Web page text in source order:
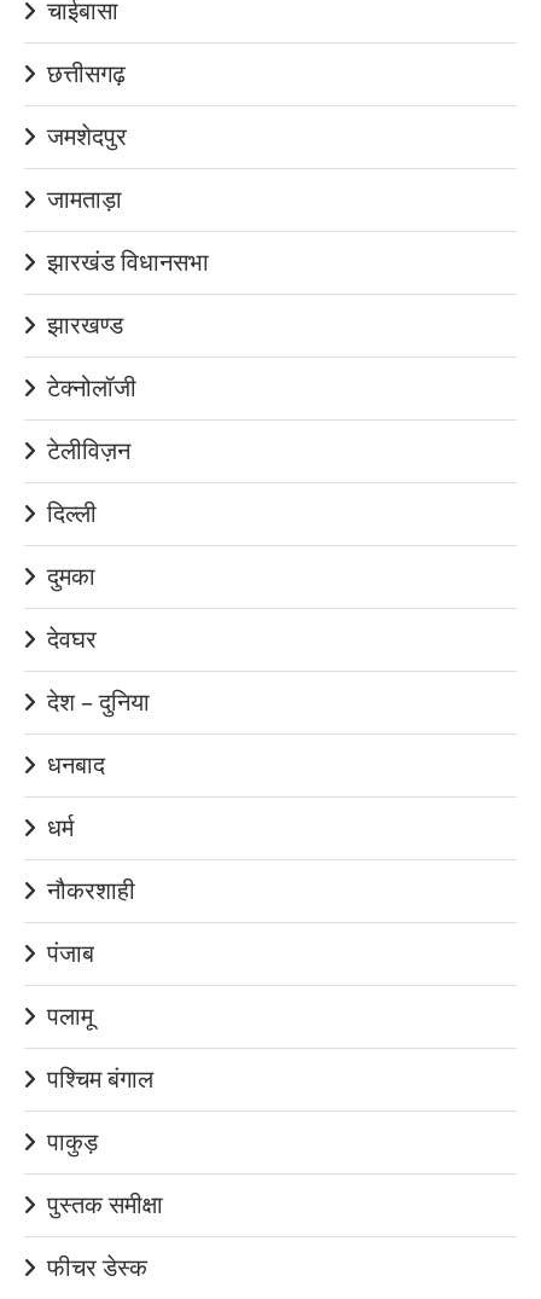
चाईबासा
छत्तीसगढ़
जमशेदपुर
जामताड़ा
झारखंड विधानसभा
झारखण्ड
टेक्नोलॉजी
टेलीविज़न
दिल्ली
दुमका
देवघर
देश – दुनिया
धनबाद
धर्म
नौकरशाही
पंजाब
पलामू
पश्चिम बंगाल
पाकुड़
पुस्तक समीक्षा
फीचर डेस्क